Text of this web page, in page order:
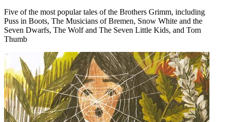
Five of the most popular tales of the Brothers Grimm, including
Puss in Boots, The Musicians of Bremen, Snow White and the
Seven Dwarfs, The Wolf and The Seven Little Kids, and Tom
Thumb